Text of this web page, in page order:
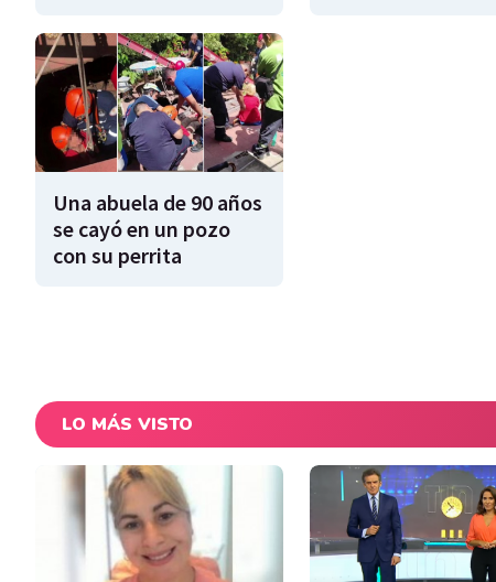
Una abuela de 90 años
se cayó en un pozo
con su perrita
LO MÁS VISTO